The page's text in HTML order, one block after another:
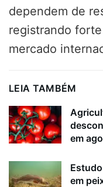
dependem de
registrando
mercado
LEIA TAMBÉM
em
em